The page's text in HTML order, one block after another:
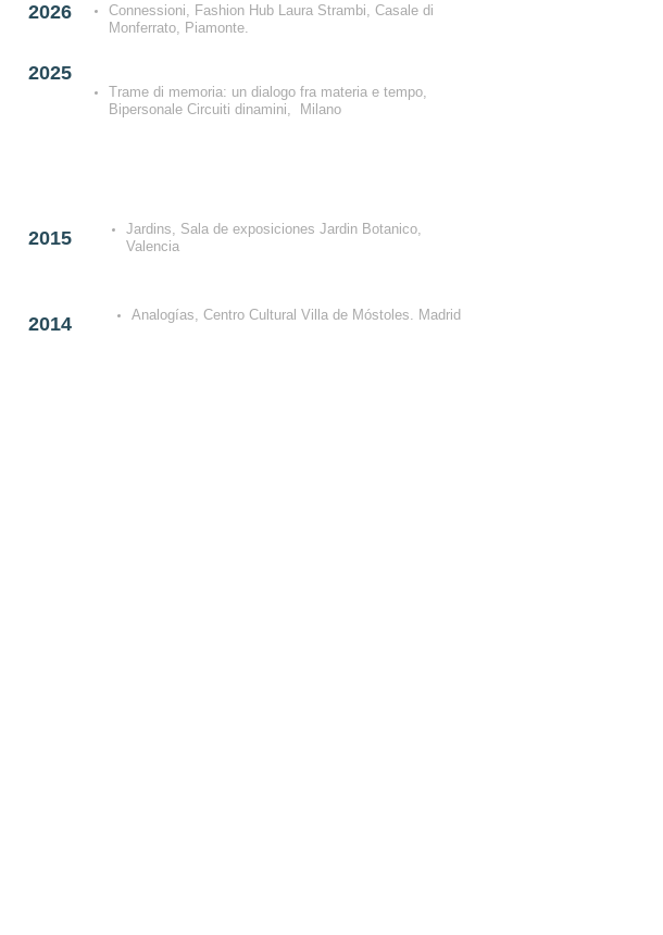
2015
Jardins, Sala de exposiciones Jardin Botanico,
Valencia
2025
Trame di memoria: un dialogo fra materia e tempo,
Bipersonale Circuiti dinamini, Milano
2026
Connessioni, Fashion Hub Laura Strambi, Casale di
Monferrato, Piamonte.
2014 Analogías, Centro Cultural Villa de Móstoles. Madrid